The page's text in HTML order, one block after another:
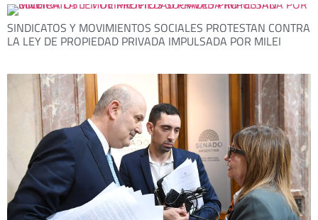
SINDICATOS Y MOVIMIENTOS SOCIALES PROTESTAN CONTRA
LA LEY DE PROPIEDAD PRIVADA IMPULSADA POR MILEI